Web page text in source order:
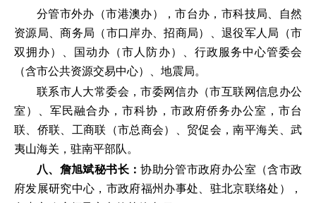
分管市外办（市港澳办），市台办，市科技局、自然
资源局、商务局（市口岸办、招商局）、退役军人局（市
双拥办）、国动办（市人防办）、行政服务中心管委会
（含市公共资源交易中心）、地震局。
联系市人大常委会，市委网信办（市互联网信息办公
室）、军民融合办，市科协，市政府侨务办公室，市台
联、侨联、工商联（市总商会）、贸促会，南平海关、武
夷山海关，驻南平部队。
八、詹旭斌秘书长：协助分管市政府办公室（含市政
府发展研究中心，市政府福州办事处、驻北京联络处），